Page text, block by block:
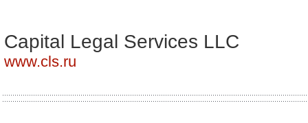
Capital Legal Services LLC
www.cls.ru